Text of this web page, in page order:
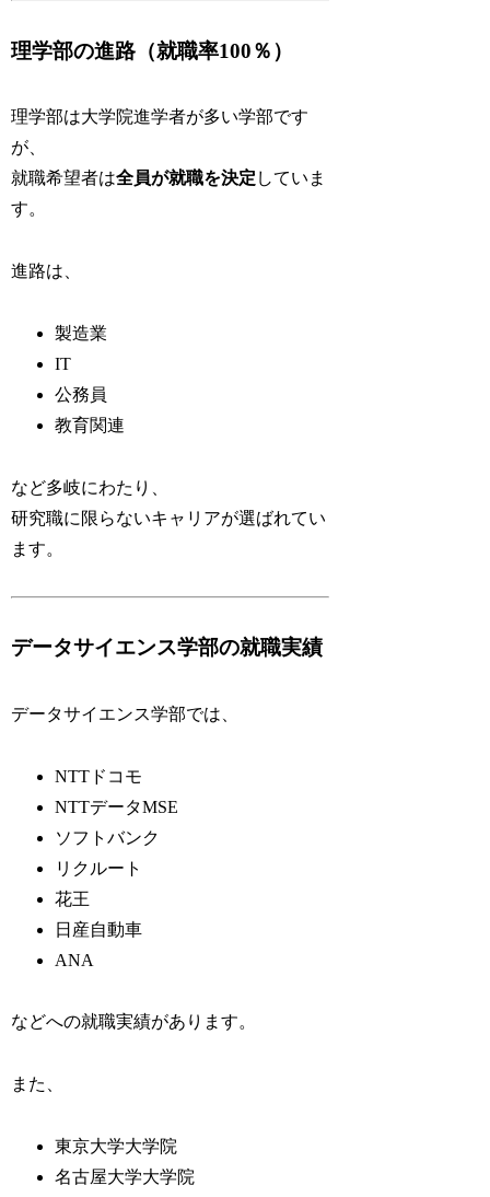
理学部の進路（就職率100％）
理学部は大学院進学者が多い学部です
が、
就職希望者は全員が就職を決定 していま
す。
進路は、
製造業
IT
公務員
教育関連
など多岐にわたり、
研究職に限らないキャリアが選ばれてい
ます。
データサイエンス学部の就職実績
データサイエンス学部では、
NTTドコモ
NTTデータMSE
ソフトバンク
リクルート
花王
日産自動車
ANA
などへの就職実績があります。
また、
東京大学大学院
名古屋大学大学院